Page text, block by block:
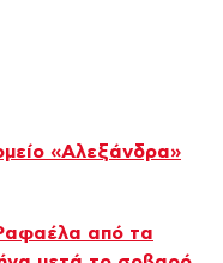
«Αλεξάνδρα»
από τα